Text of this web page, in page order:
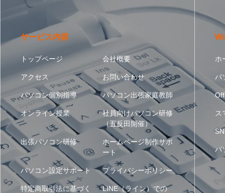
サービス内容
トップページ 会社概要
アクセス お問い合わせ
パソコン個別指導 パソコン出張家庭教師
オンライン授業
社員向けパソコン研修
（五反田開催）
出張パソコン研修
ホームページ制作サポ
ート
パソコン設定サポート プライバシーポリシー
特定商取引法に基づく
LINE（ライン）での
ホ
パ
ス
パ